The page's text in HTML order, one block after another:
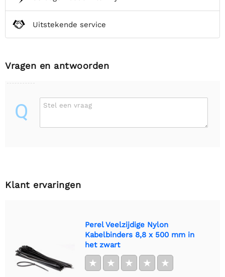
Uitstekende service
Vragen en antwoorden
Q Stel een vraag
Klant ervaringen
Perel Veelzijdige Nylon
Kabelbinders 8,8 x 500 mm in
het zwart
★ ★ ★ ★ ★